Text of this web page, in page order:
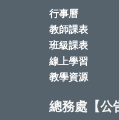
行事曆
教師課表
班級課表
線上學習
教學資源
總務處【公